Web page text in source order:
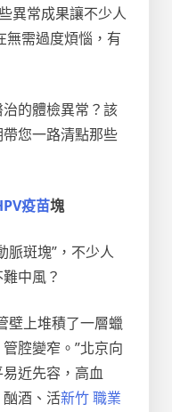
異常成果讓不少人
無需過度煩惱，有
的體檢異常？該
您一路清點那些
疫苗塊
脈斑塊”，不少人
中風？
壁上堆積了一層蠟
腔變窄。”北京向
近先容，高血
酒、活新竹 職業